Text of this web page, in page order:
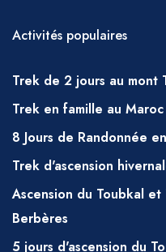
Activités populaires
Trek de 2 jours au mont
Trek en famille au
8 Jours de Randonnée
Trek d'ascension
Ascension du Toubkal
Berbères
5 jours d'ascension du